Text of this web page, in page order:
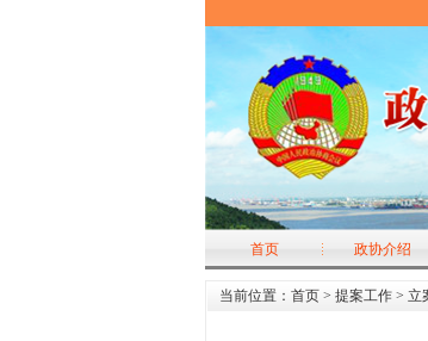
首页 政协介绍
当前位置： 首页 > 提案工作 > 立